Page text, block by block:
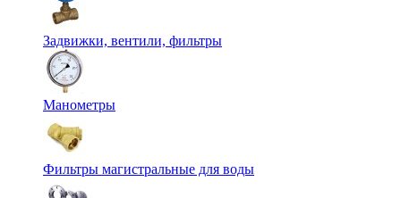
Задвижки, вентили, фильтры
Манометры
Фильтры магистральные для воды